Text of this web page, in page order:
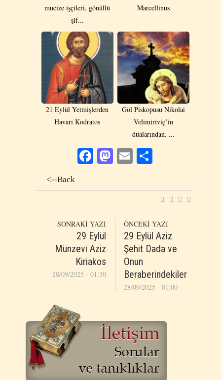
mucize işçileri, gönüllü
şif...
Marcellinus
21 Eylül Yetmişlerden
Havari Kodratos
Göl Piskopusu Nikolai
Velimiriviç’in
dualarından. ...
Facebook
Mastodon
Email
<--Back
SONRAKİ YAZI
29 Eylül
Münzevi Aziz
Kiriakos
28/09/2025 - 01:30
ÖNCEKİ YAZI
29 Eylül Aziz
Şehit Dada ve
Onun
Beraberindekiler
28/09/2025 - 01:00